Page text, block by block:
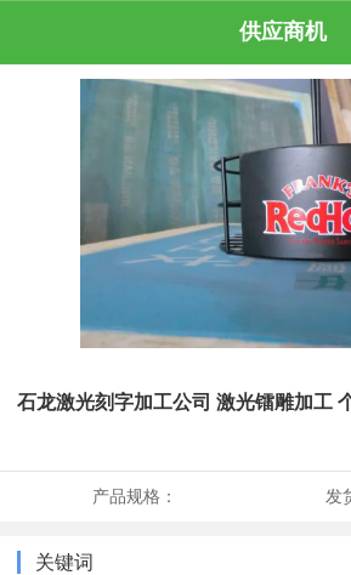
供应商机
石龙激光刻字加工公司 激光镭雕加工
产品规格： 发
关键词